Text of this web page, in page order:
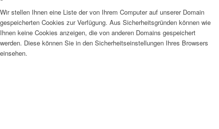
Wir stellen Ihnen eine Liste der von Ihrem Computer auf unserer Domain
gespeicherten Cookies zur Verfügung. Aus Sicherheitsgründen können wie
Ihnen keine Cookies anzeigen, die von anderen Domains gespeichert
werden. Diese können Sie in den Sicherheitseinstellungen Ihres Browsers
einsehen.